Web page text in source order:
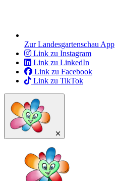
Zur Landesgartenschau App
Link zu Instagram
Link zu LinkedIn
Link zu Facebook
Link zu TikTok